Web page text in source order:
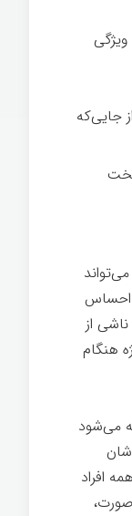
جایی‌که
احساس
از
هنگام
می‌شود
افراد